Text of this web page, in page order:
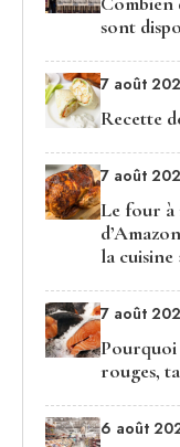
sont
7 août
Recette
7 août
Le four à
la cuisine
7 août
Pourquoi
rouges,
6 août